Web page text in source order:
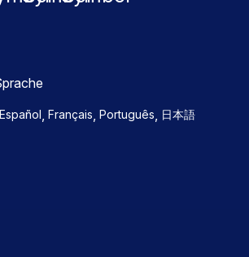
Español, Français, Português, 日本語